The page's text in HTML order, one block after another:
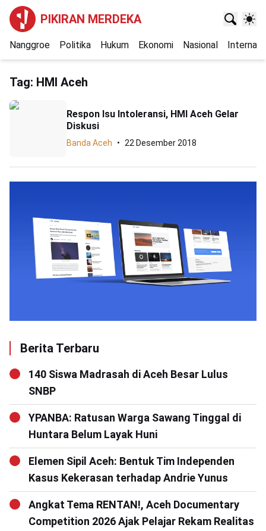
PIKIRAN MERDEKA
Nanggroe Politika Hukum Ekonomi Nasional
Tag: HMI Aceh
Respon Isu Intoleransi, HMI Aceh Gelar
Diskusi
Banda Aceh 22 Desember 2018
Berita Terbaru
140 Siswa Madrasah di Aceh Besar Lulus
SNBP
YPANBA: Ratusan Warga Sawang Tinggal di
Huntara Belum Layak Huni
Elemen Sipil Aceh: Bentuk Tim Independen
Kasus Kekerasan terhadap Andrie Yunus
Angkat Tema RENTAN!, Aceh Documentary
Competition 2026 Ajak Pelajar Rekam Realitas